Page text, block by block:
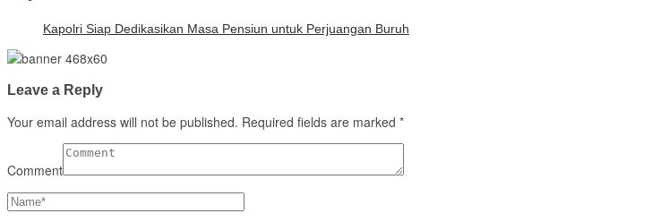
Kapolri Siap Dedikasikan Masa Pensiun untuk Perjuangan Buruh
Leave a Reply
Your email address will not be published. Required fields are marked *
Comment